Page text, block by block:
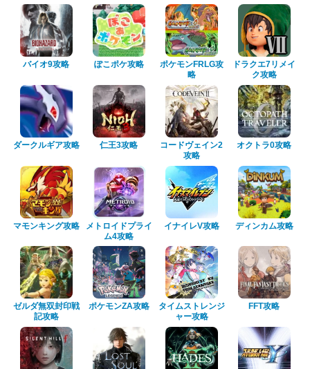
バイオ9攻略 ぽこポケ攻略
ポケモンFRLG攻
略
ドラクエ7リメイ
ク攻略
ダークルギア攻略 仁王3攻略
コードヴェイン2
攻略
オクトラ0攻略
マモンキング攻略
メトロイドプライ
ム4攻略
イナイレV攻略 ディンカム攻略
ゼルダ無双封印戦
記攻略
ポケモンZA攻略
タイムストレンジ
ャー攻略
FFT攻略